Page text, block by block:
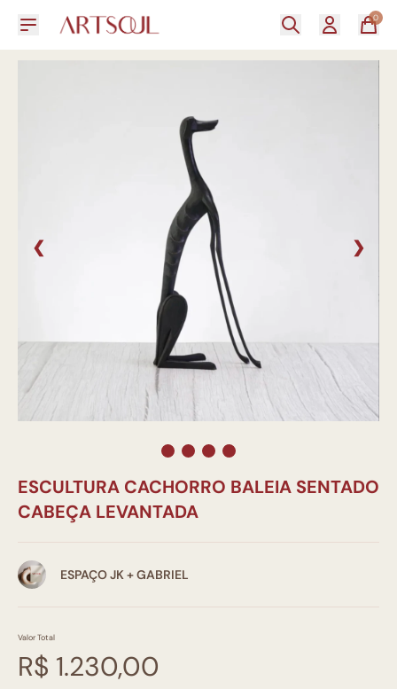
0
❮ ❯
ESCULTURA CACHORRO BALEIA SENTADO
CABEÇA LEVANTADA
ESPAÇO JK + GABRIEL
Valor Total
R$ 1.230,00